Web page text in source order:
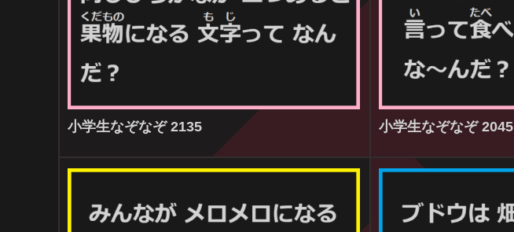
小学生なぞなぞ 2135 小学生なぞなぞ 2045